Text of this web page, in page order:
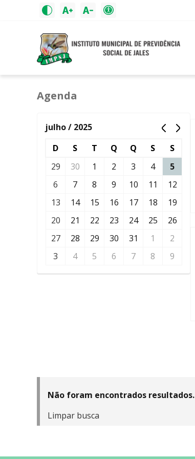
Agenda
julho / 2025
D
S T Q Q S
S
29
30 1 2 3 4
5
6
7 8 9 10 11
12
13
14 15 16 17 18
19
20
21 22 23 24 25
26
27
28 29 30 31 1
2
3
4 5 6 7 8 9
Não foram encontrados resultados.
Limpar busca